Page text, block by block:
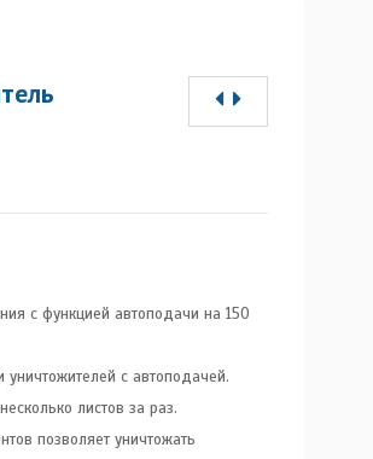
с функцией автоподачи на 150
c автоподачей.
листов за раз.
позволяет уничтожать